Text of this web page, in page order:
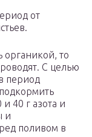
от
органикой, то
С целью
период
40 г азота и
и
поливом в